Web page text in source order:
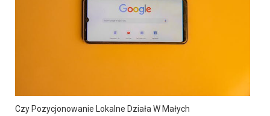
Czy Pozycjonowanie Lokalne Działa W Małych